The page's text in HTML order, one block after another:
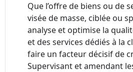
Que l’offre de biens ou de
visée de masse, ciblée ou
analyse et optimise la
et des services dédiés à la
faire un facteur décisif de
Supervisant et amendant